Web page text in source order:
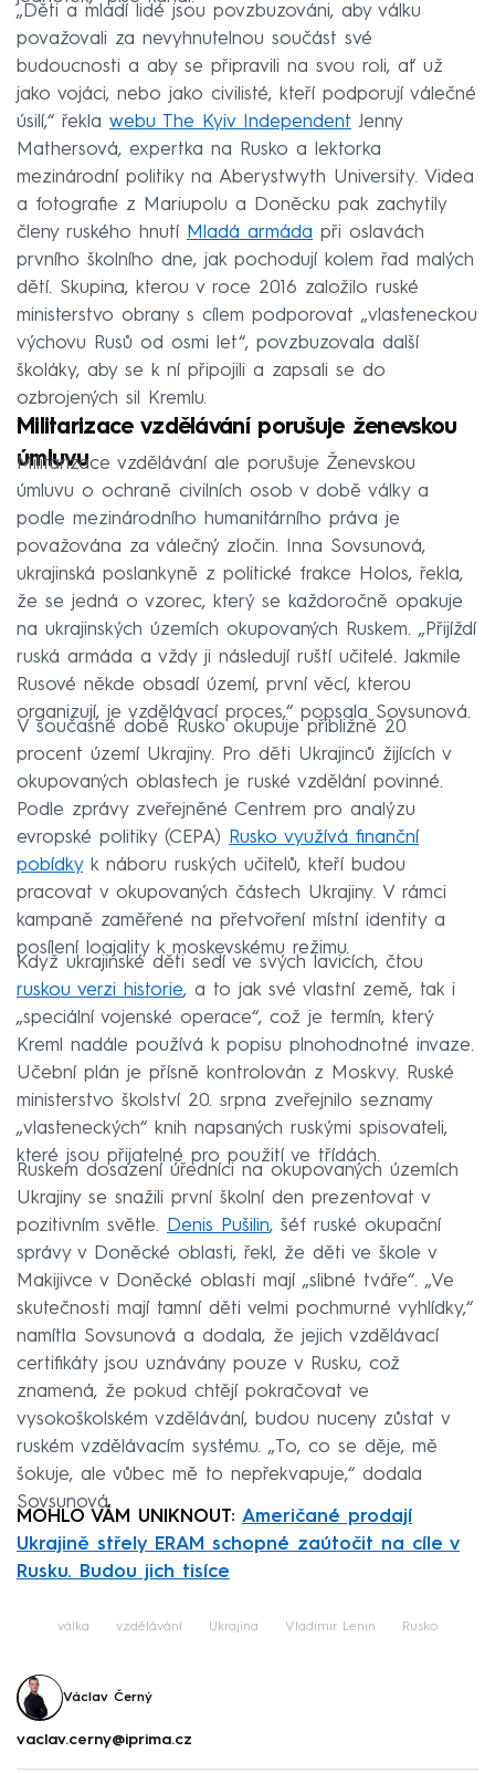
„Děti a mladí lidé jsou povzbuzováni, aby válku
považovali za nevyhnutelnou součást své
budoucnosti a aby se připravili na svou roli, ať už
jako vojáci, nebo jako civilisté, kteří podporují válečné
úsilí,“ řekla webu The Kyiv Independent Jenny
Mathersová, expertka na Rusko a lektorka
mezinárodní politiky na Aberystwyth University. Videa
a fotografie z Mariupolu a Doněcku pak zachytily
členy ruského hnutí Mladá armáda při oslavách
prvního školního dne, jak pochodují kolem řad malých
dětí. Skupina, kterou v roce 2016 založilo ruské
ministerstvo obrany s cílem podporovat „vlasteneckou
výchovu Rusů od osmi let“, povzbuzovala další
školáky, aby se k ní připojili a zapsali se do
ozbrojených sil Kremlu.
Militarizace vzdělávání porušuje ženevskou
úmluvu
Militarizace vzdělávání ale porušuje Ženevskou
úmluvu o ochraně civilních osob v době války a
podle mezinárodního humanitárního práva je
považována za válečný zločin. Inna Sovsunová,
ukrajinská poslankyně z politické frakce Holos, řekla,
že se jedná o vzorec, který se každoročně opakuje
na ukrajinských územích okupovaných Ruskem. „Přijíždí
ruská armáda a vždy ji následují ruští učitelé. Jakmile
Rusové někde obsadí území, první věcí, kterou
organizují, je vzdělávací proces,“ popsala Sovsunová.
V současné době Rusko okupuje přibližně 20
procent území Ukrajiny. Pro děti Ukrajinců žijících v
okupovaných oblastech je ruské vzdělání povinné.
Podle zprávy zveřejněné Centrem pro analýzu
evropské politiky (CEPA)
Rusko využívá finanční
pobídkyk náboru ruských učitelů, kteří budou
pracovat v okupovaných částech Ukrajiny. V rámci
kampaně zaměřené na přetvoření místní identity a
posílení loajality k moskevskému režimu.
Když ukrajinské děti sedí ve svých lavicích, čtou
ruskou verzi historie, a to jak své vlastní země, tak i
„speciální vojenské operace“, což je termín, který
Kreml nadále používá k popisu plnohodnotné invaze.
Učební plán je přísně kontrolován z Moskvy. Ruské
ministerstvo školství 20. srpna zveřejnilo seznamy
„vlasteneckých“ knih napsaných ruskými spisovateli,
které jsou přijatelné pro použití ve třídách.
Ruskem dosazení úředníci na okupovaných územích
Ukrajiny se snažili první školní den prezentovat v
pozitivním světle. Denis Pušilin, šéf ruské okupační
správy v Doněcké oblasti, řekl, že děti ve škole v
Makijivce v Doněcké oblasti mají „slibné tváře“. „Ve
skutečnosti mají tamní děti velmi pochmurné vyhlídky,“
namítla Sovsunová a dodala, že jejich vzdělávací
certifikáty jsou uznávány pouze v Rusku, což
znamená, že pokud chtějí pokračovat ve
vysokoškolském vzdělávání, budou nuceny zůstat v
ruském vzdělávacím systému. „To, co se děje, mě
šokuje, ale vůbec mě to nepřekvapuje,“ dodala
Sovsunová.
MOHLO VÁM UNIKNOUT: Američané prodají
Ukrajině střely ERAM schopné zaútočit na cíle v
Rusku. Budou jich tisíce
válka vzdělávání Ukrajina Vladimir Lenin Rusko
Václav Černý
vaclav.cerny@iprima.cz